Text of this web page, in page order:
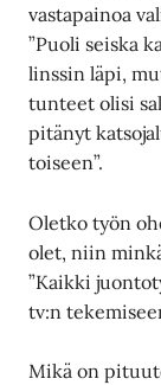
vastapainoa
”Puoli seiska
linssin läpi,
tunteet olisi
pitänyt
toiseen”.
Oletko työn
olet, niin
”Kaikki
tv:n
Mikä on